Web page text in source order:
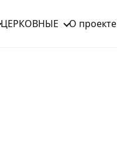
ЦЕРКОВНЫЕ О проекте